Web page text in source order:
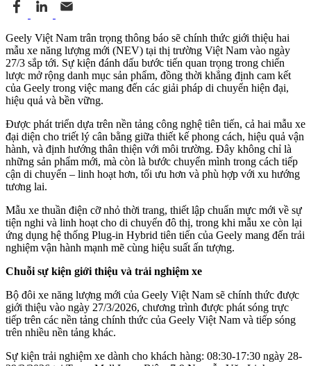
Geely Việt Nam trân trọng thông báo sẽ chính thức giới thiệu hai
mẫu xe năng lượng mới (NEV) tại thị trường Việt Nam vào ngày
27/3 sắp tới. Sự kiện đánh dấu bước tiến quan trọng trong chiến
lược mở rộng danh mục sản phẩm, đồng thời khẳng định cam kết
của Geely trong việc mang đến các giải pháp di chuyển hiện đại,
hiệu quả và bền vững.
Được phát triển dựa trên nền tảng công nghệ tiên tiến, cả hai mẫu xe
đại diện cho triết lý cân bằng giữa thiết kế phong cách, hiệu quả vận
hành, và định hướng thân thiện với môi trường. Đây không chỉ là
những sản phẩm mới, mà còn là bước chuyển mình trong cách tiếp
cận di chuyển – linh hoạt hơn, tối ưu hơn và phù hợp với xu hướng
tương lai.
Mẫu xe thuần điện cỡ nhỏ thời trang, thiết lập chuẩn mực mới về sự
tiện nghi và linh hoạt cho di chuyển đô thị, trong khi mẫu xe còn lại
ứng dụng hệ thống Plug-in Hybrid tiên tiến của Geely mang đến trải
nghiệm vận hành mạnh mẽ cùng hiệu suất ấn tượng.
Chuỗi sự kiện giới thiệu và trải nghiệm xe
Bộ đôi xe năng lượng mới của Geely Việt Nam sẽ chính thức được
giới thiệu vào ngày 27/3/2026, chương trình được phát sóng trực
tiếp trên các nền tảng chính thức của Geely Việt Nam và tiếp sóng
trên nhiều nền tảng khác.
Sự kiện trải nghiệm xe dành cho khách hàng: 08:30-17:30 ngày 28-